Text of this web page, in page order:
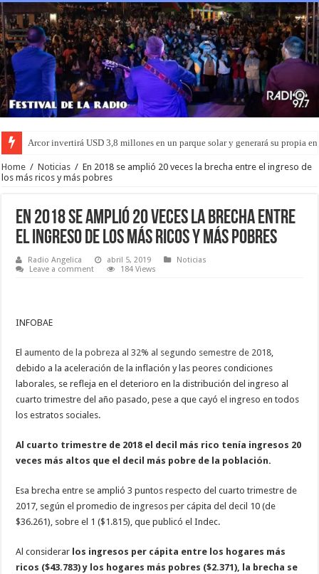
Arcor invertirá USD 3,8 millones en un parque solar y generará su propia
Home / Noticias / En 2018 se amplió 20 veces la brecha entre el ingreso de
los más ricos y más pobres
En 2018 se amplió 20 veces la brecha entre
el ingreso de los más ricos y más pobres
Radio Angelica abril 5, 2019
Noticias
Leave a comment
184 Views
INFOBAE
El aumento de la pobreza al 32% al segundo semestre de 2018,
debido a la aceleración de la inflación y las peores condiciones
laborales, se refleja en el deterioro en la distribución del ingreso al
cuarto trimestre del año pasado, pese a que cayó el ingreso en todos
los estratos sociales.
Al cuarto trimestre de 2018 el decil más rico tenía ingresos 20
veces más altos que el decil más pobre de la población.
Esa brecha entre se amplió 3 puntos respecto del cuarto trimestre de
2017, según el promedio de ingresos per cápita del decil 10 (de
$36.261), sobre el 1 ($1.815), que publicó el Indec.
Al considerar los ingresos per cápita entre los hogares más
ricos ($43.783) y los hogares más pobres ($2.371), la brecha se